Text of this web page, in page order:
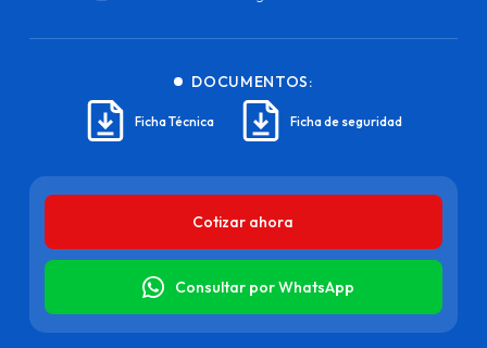
DOCUMENTOS:
Ficha Técnica Ficha de seguridad
Cotizar ahora
Consultar por WhatsApp